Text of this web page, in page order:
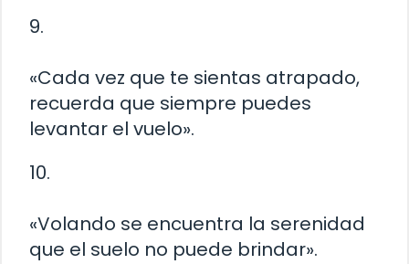
9.
«Cada vez que te sientas atrapado,
recuerda que siempre puedes
levantar el vuelo».
10.
«Volando se encuentra la serenidad
que el suelo no puede brindar».